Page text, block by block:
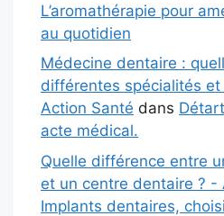
L’aromathérapie pour
au quotidien
Médecine dentaire :
différentes spécialités
Action Santé dans
acte médical.
Quelle différence entre
et un centre dentaire ? -
Implants dentaires,